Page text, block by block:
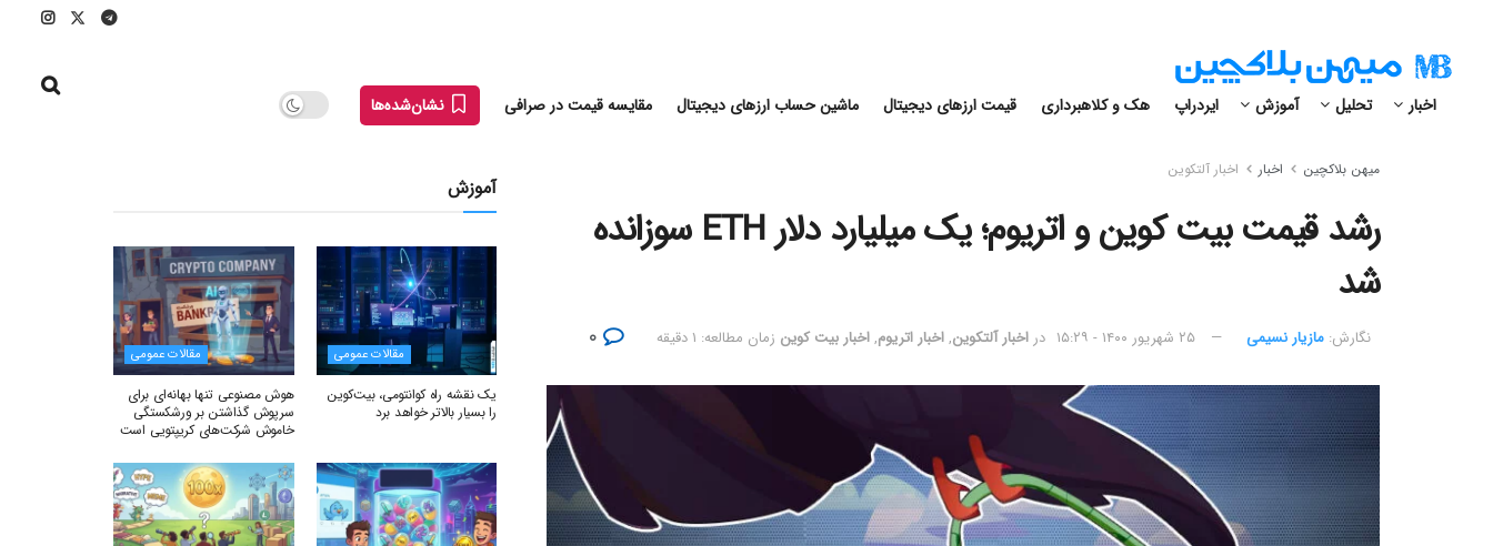
اخبار تحلیل آموزش ایردراپ هک و کلاهبرداری قیمت ارزهای دیجیتال ماشین حساب ارزهای دیجیتال مقایسه قیمت در صرافی نشان‌شده‌ها
میهن بلاکچین اخبار اخبار آلتکوین
رشد قیمت بیت کوین و اتریوم؛ یک میلیارد دلار ETH سوزانده
شد
نگارش:‌ مازیار نسیمی ۲۵ شهریور ۱۴۰۰ - ۱۵:۲۹ در اخبار آلتکوین,اخبار اتریوم,اخبار بیت کوین زمان مطالعه: ۱ دقیقه
آموزش
مقالات عمومی
یک نقشه راه کوانتومی، بیت‌کوین
را بسیار بالاتر خواهد برد
مقالات عمومی
هوش مصنوعی تنها بهانه‌ای برای
سرپوش گذاشتن بر ورشکستگی
خاموش شرکت‌های کریپتویی است